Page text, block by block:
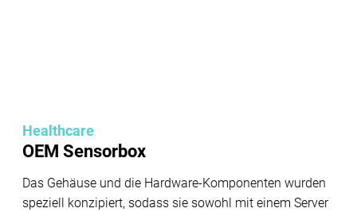
Healthcare
OEM Sensorbox
Das Gehäuse und die Hardware-Komponenten wurden
speziell konzipiert, sodass sie sowohl mit einem Server